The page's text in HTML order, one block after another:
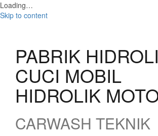
Loading…
Skip to content
PABRIK
CUCI MOBIL
HIDROLIK
CARWASH TEKNIK